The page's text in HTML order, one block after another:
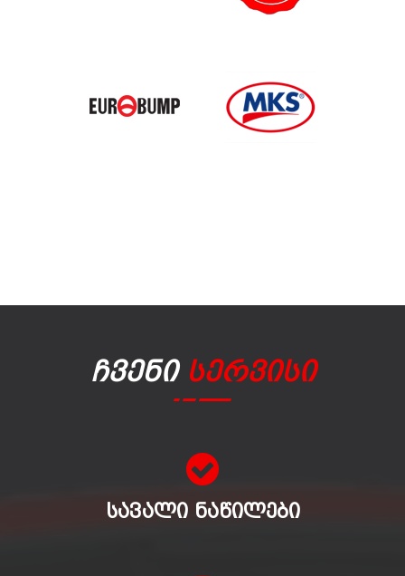
Ჩვენი Სერვისი
ᲡᲐᲕᲐᲚᲘ ᲜᲐᲬᲘᲚᲔᲑᲘ